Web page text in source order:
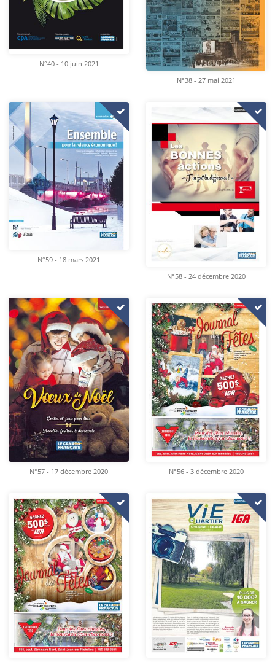
N°40 - 10 juin 2021
N°38 - 27 mai 2021
N°59 - 18 mars 2021
N°58 - 24 décembre 2020
N°57 - 17 décembre 2020 N°56 - 3 décembre 2020